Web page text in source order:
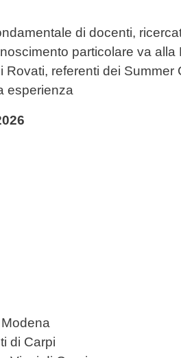
di docenti,
particolare va
referenti dei
esperienza
di Carpi